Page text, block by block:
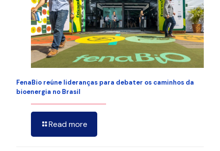
FenaBio reúne lideranças para debater os caminhos da
bioenergia no Brasil
Read more